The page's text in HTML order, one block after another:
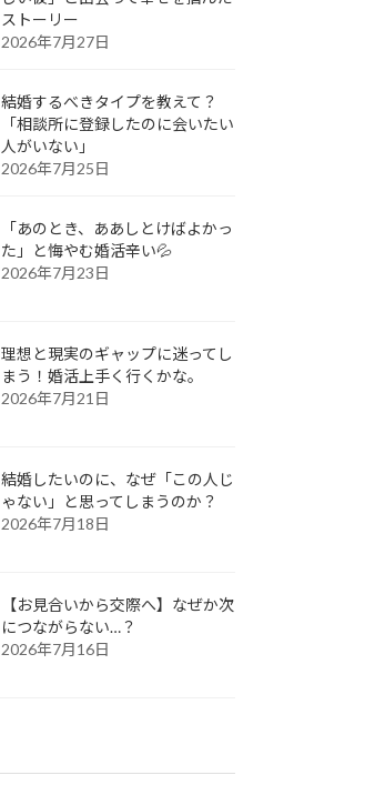
ストーリー
2026年7月27日
結婚するべきタイプを教えて？
「相談所に登録したのに会いたい
人がいない」
2026年7月25日
「あのとき、ああしとけばよかっ
た」と悔やむ婚活辛い💦
2026年7月23日
理想と現実のギャップに迷ってし
まう！婚活上手く行くかな。
2026年7月21日
結婚したいのに、なぜ「この人じ
ゃない」と思ってしまうのか？
2026年7月18日
【お見合いから交際へ】なぜか次
につながらない…？
2026年7月16日